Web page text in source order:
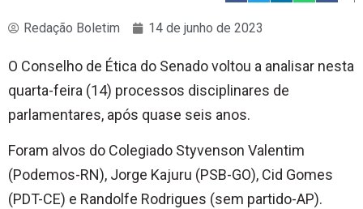
Redação Boletim 14 de junho de 2023
O Conselho de Ética do Senado voltou a analisar nesta
quarta-feira (14) processos disciplinares de
parlamentares, após quase seis anos.
Foram alvos do Colegiado Styvenson Valentim
(Podemos-RN), Jorge Kajuru (PSB-GO), Cid Gomes
(PDT-CE) e Randolfe Rodrigues (sem partido-AP).